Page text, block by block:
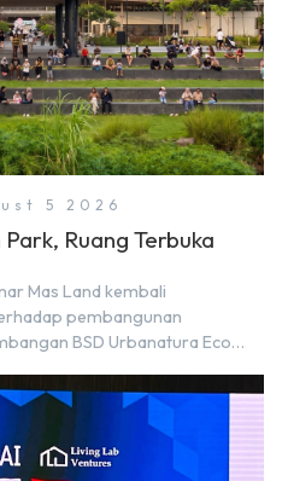
5 2026
Ruang Terbuka
Mas Land kembali
pembangunan
BSD Urbanatura Eco
dikelilingi lanskap tropis
bagian dari upaya